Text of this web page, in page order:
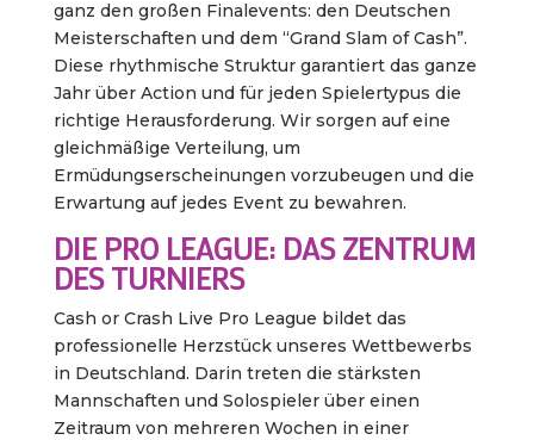
ganz den großen Finalevents: den Deutschen
Meisterschaften und dem “Grand Slam of Cash”.
Diese rhythmische Struktur garantiert das ganze
Jahr über Action und für jeden Spielertypus die
richtige Herausforderung. Wir sorgen auf eine
gleichmäßige Verteilung, um
Ermüdungserscheinungen vorzubeugen und die
Erwartung auf jedes Event zu bewahren.
DIE PRO LEAGUE: DAS ZENTRUM
DES TURNIERS
Cash or Crash Live Pro League bildet das
professionelle Herzstück unseres Wettbewerbs
in Deutschland. Darin treten die stärksten
Mannschaften und Solospieler über einen
Zeitraum von mehreren Wochen in einer